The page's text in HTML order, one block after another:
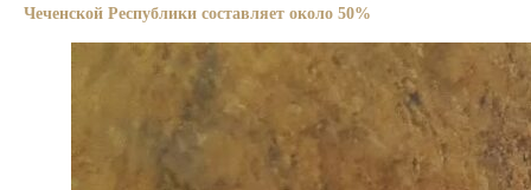
Чеченской Республики составляет около 50%